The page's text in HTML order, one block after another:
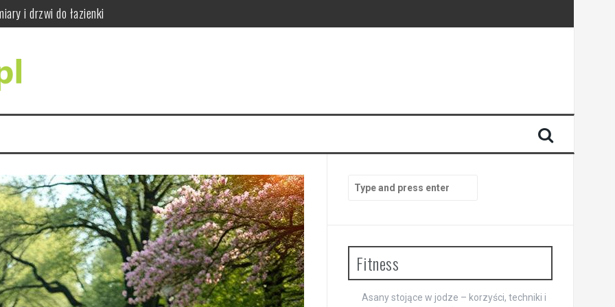
wskazówki
wykonuje i jak wygląda badanie RTG zębów
w praktyce
Search
for:
Fitness
Asany stojące w jodze – korzyści, techniki i